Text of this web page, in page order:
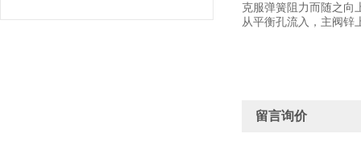
克服弹簧阻力而随之向
从平衡孔流入，主阀锌
留言询价